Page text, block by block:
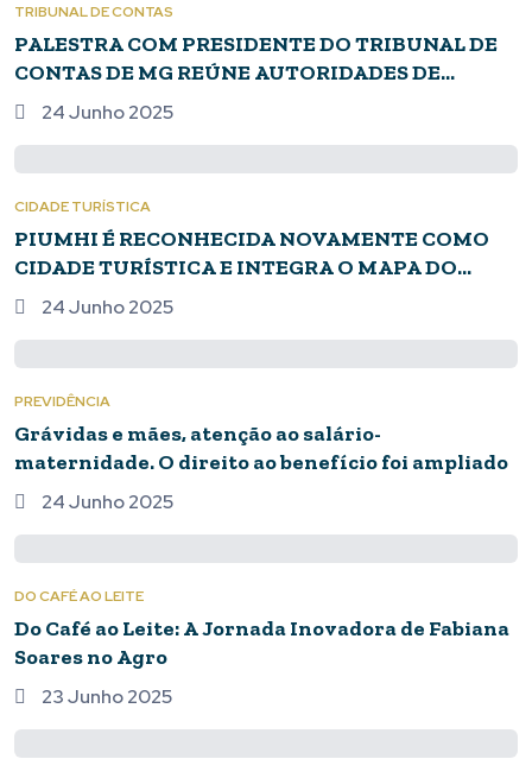
TRIBUNAL DE CONTAS
PALESTRA COM PRESIDENTE DO TRIBUNAL DE
CONTAS DE MG REÚNE AUTORIDADES DE
PIUMHI E REGIÃO NA SEGUNDA, 23
24 Junho 2025
CIDADE TURÍSTICA
PIUMHI É RECONHECIDA NOVAMENTE COMO
CIDADE TURÍSTICA E INTEGRA O MAPA DO
TURISMO BRASILEIRO 2025-2026
24 Junho 2025
PREVIDÊNCIA
Grávidas e mães, atenção ao salário-
maternidade. O direito ao benefício foi ampliado
24 Junho 2025
DO CAFÉ AO LEITE
Do Café ao Leite: A Jornada Inovadora de Fabiana
Soares no Agro
23 Junho 2025